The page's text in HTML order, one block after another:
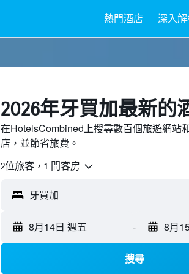
熱門酒店 深入
2026年牙買加最新的
在HotelsCombined上搜尋數百個旅遊網站
店，並節省旅費。
2位旅客，1 間客房
8月14日 週五 - 8月
搜尋